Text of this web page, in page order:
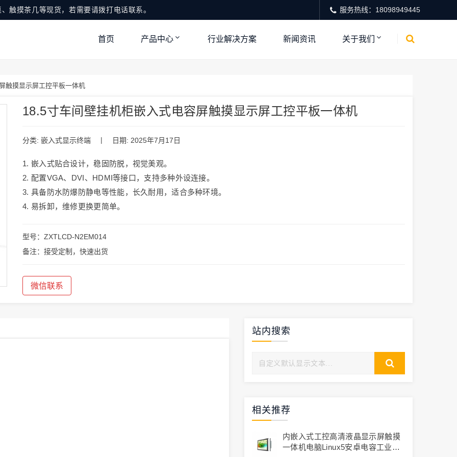
触摸茶几等现货，若需要请拨打电话联系。 服务热线：18098949445
首页 产品中心 行业解决方案 新闻资讯 关于我们
触摸显示屏工控平板一体机
18.5寸车间壁挂机柜嵌入式电容屏触摸显示屏工控平板一体机
分类: 嵌入式显示终端 | 日期: 2025年7月17日
1. 嵌入式贴合设计，稳固防脱，视觉美观。
2. 配置VGA、DVI、HDMI等接口，支持多种外设连接。
3. 具备防水防爆防静电等性能，长久耐用，适合多种环境。
4. 易拆卸，维修更换更简单。
型号：ZXTLCD-N2EM014
备注：接受定制，快速出货
微信联系
站内搜索
相关推荐
内嵌入式工控高清液晶显示屏触摸
一体机电脑linux5安卓电容工业平